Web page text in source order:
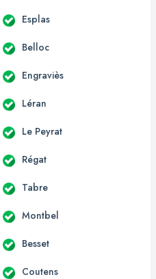
Esplas
Belloc
Engraviès
Léran
Le Peyrat
Régat
Tabre
Montbel
Besset
Coutens